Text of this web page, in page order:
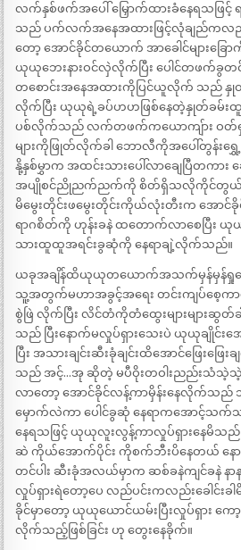
လက်နှစ်ဖက်အပေါ် မြှောက်ထားခံနေရသဖြ
သည် ပက်လက်အနေအထားဖြင့်လုံချည်က
တော့ အောင်ခိုင်တယောက် အာခေါင်များခြ
ယုယုဘေးနားဝင်လှဲလိုက်ပြီး ပေါင်တဖက်ခွ
တစောင်းအနေအထားကိုပြင်ယူလိုက် သည်
လိုက်ပြီး ယုယုရဲ့ခပ်ဟဟဖြစ်နေတဲ့နှုတ်ခမ်း
ပစ်လိုက်သည် လက်တဖက်ကယောကျ်ား ဝ
များကိုဖြုတ်လိုက်ခါ ဘောလီကိုအပေါ်တွန်း
နို့နှစ်မွှာက အထင်းသားပေါ်လာချေပြီတကား
အပျိုစင်ညိုညက်ညက်ကို စိတ်ရှိသလိုကိုင်တွယ်ပွ
မိမွေးတိုင်းဖမွေးတိုင်းကိုယ်လုံးတီးက အော
ရာဂစိတ်ကို ဟုန်းခနဲ ထတောက်လာစေပြီး
သားထူထူအရင်းခွဆုံကို နေရာချဲ့လိုက်သည်။
ယခုအချိန်ထိယုယုတယောက်အသက်မှန်မှန်ရှုနေပ
သူ့အတွက်မဟာအခွင့်အရေး တင်းကျပ်စေ့က
စွဲဖြဲ လိုက်ပြီး လိင်တံကိုတံထွေးများများဆွတ်
သည် ပြီးနောက်မလှုပ်ရှားသေးပဲ ယုယုချို
ပြီး အသားချင်းဆီးခုံချင်းထိအောင်ဖြေးဖြ
သည် အင့်…အု ဆိုတဲ့ မပီဝိုးတဝါးညည်းသံသဲ့
လာတော့ အောင်ခိုင်လန့်ကာမှိန်းနေလိုက်သ
မှောက်လဲကာ ပေါင်ခွဆုံ နေရာကအောင့်သက်
နေရသဖြင့် ယုယုလူးလွန့်ကာလှုပ်ရှားနေမိသည်
ဆဲ ကိုယ်အောက်ပိုင်း ကိုစက်ဘီးပိနေတယ် နေ
တင်ပါး ဆီးခုံအလယ်မှာက ဆစ်ခနဲကျင်ခနဲ နာန
လှုပ်ရှားရဲတော့ပေ လည်ပင်းကလည်းခေါင်းခါ
ခိုင်မှာတော့ ယုယုယောင်ယမ်းပြီးလှုပ်ရှား ကေ
လိုက်သည့်ဖြစ်ခြင်း ဟု တွေးနေခိုက်။